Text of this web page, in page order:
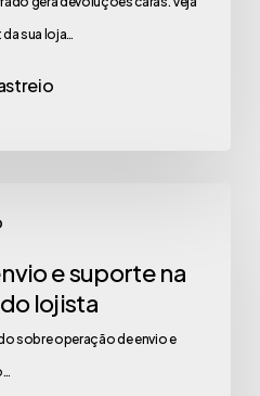
sua loja…
e suporte na
lojista
sobre operação de envio e